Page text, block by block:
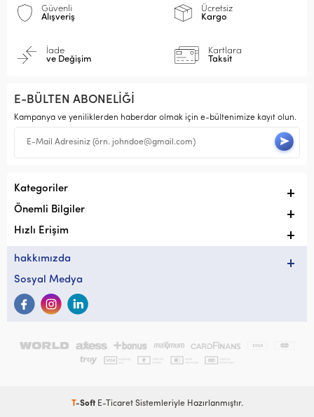
Güvenli
Alışveriş
Ücretsiz
Kargo
İade
ve Değişim
Kartlara
Taksit
E-BÜLTEN ABONELİĞİ
Kampanya ve yeniliklerden haberdar olmak için e-bültenimize kayıt olun.
Kategoriler
Önemli Bilgiler
Hızlı Erişim
hakkımızda
Sosyal Medya
T-Soft E-TicaretSistemleriyle Hazırlanmıştır.